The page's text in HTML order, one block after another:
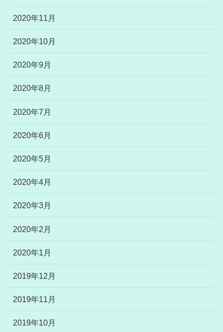
2020年11月
2020年10月
2020年9月
2020年8月
2020年7月
2020年6月
2020年5月
2020年4月
2020年3月
2020年2月
2020年1月
2019年12月
2019年11月
2019年10月